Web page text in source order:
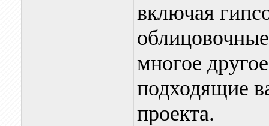
включая
многое
подходящие
проекта.